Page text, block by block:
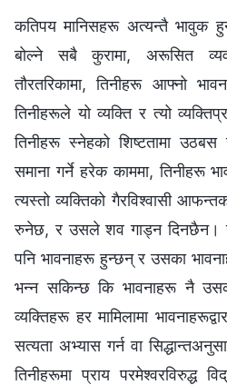
कतिपय मानिसहरू अत्यन्तै भावुक
बोल्ने सबै कुरामा, अरूसित
तौरतरिकामा, तिनीहरू आफ्नो
तिनीहरूले यो व्यक्ति र त्यो
तिनीहरू स्‍नेहको शिष्टतामा
समाना गर्ने हरेक काममा, तिनीहरू
त्यस्तो व्यक्तिको गैरविश्‍वासी
रुनेछ, र उसले शव गाड्न दिनछैन।
पनि भावनाहरू हुन्छन् र उसका
भन्‍न सकिन्छ कि भावनाहरू नै
व्यक्तिहरू हर मामिलामा
सत्यता अभ्यास गर्न वा
तिनीहरूमा प्राय परमेश्‍वरविरुद्ध